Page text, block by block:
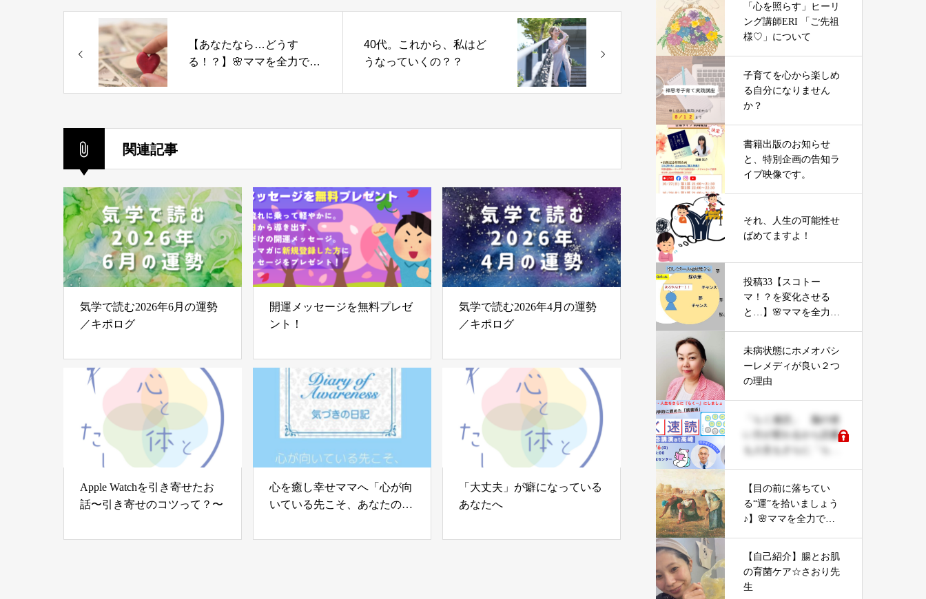
【あなたなら…どうす
る！？】🌸ママを全力でサ
気」不要の氣力パワーアッ
40代。これから、私はど
うなっていくの？？
関連記事
気学で読む2026年6月の運勢
／キポログ
開運メッセージを無料プレゼ
ント！
気学で読む2026年4月の運勢
／キポログ
Apple Watchを引き寄せたお
話〜引き寄せのコツって？〜
心を癒し幸せママへ「心が向
いている先こそ、あなたの住
「大丈夫」が癖になっている
あなたへ
「心を照らす」ヒーリ
ング講師ERI 「ご先祖
様♡」について
子育てを心から楽しめ
る自分になりません
か？
書籍出版のお知らせ
と、特別企画の告知ラ
イブ映像です。
それ、人生の可能性せ
ばめてますよ！
投稿33【スコトー
マ！？を変化させる
と…】🌸ママを全力で
パワーアップコーチン
未病状態にホメオパシ
ーレメディが良い２つ
の理由
「らく速読」 脳の使
い方が変わるから読書
も人生もさらに「ら
【目の前に落ちてい
る“運”を拾いましょう
♪】🌸ママを全力でサ
パワーアップコーチン
グ
【自己紹介】腸とお肌
の育菌ケア☆さおり先
生